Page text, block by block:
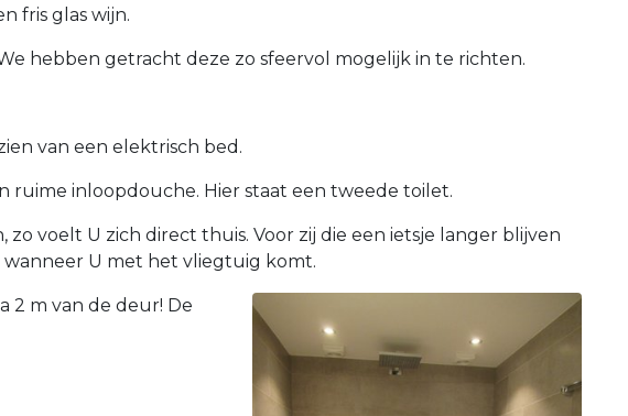
fris glas wijn.
hebben getracht deze zo sfeervol mogelijk in te richten.
van een elektrisch bed.
ruime inloopdouche. Hier staat een tweede toilet.
voelt U zich direct thuis. Voor zij die een ietsje langer blijven
wanneer U met het vliegtuig komt.
2 m van de deur! De